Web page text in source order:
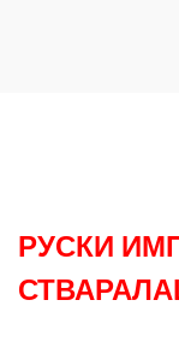
РУСКИ